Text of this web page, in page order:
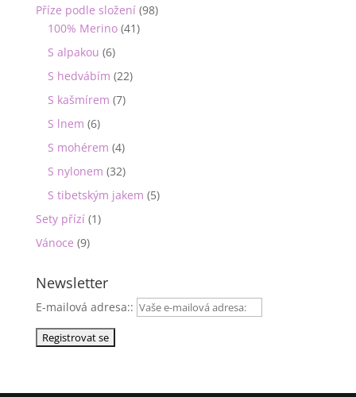
Příze podle složení (98)
100% Merino (41)
S alpakou (6)
S hedvábím (22)
S kašmírem (7)
S lnem (6)
S mohérem (4)
S nylonem (32)
S tibetským jakem (5)
Sety přízí (1)
Vánoce (9)
Newsletter
E-mailová adresa::